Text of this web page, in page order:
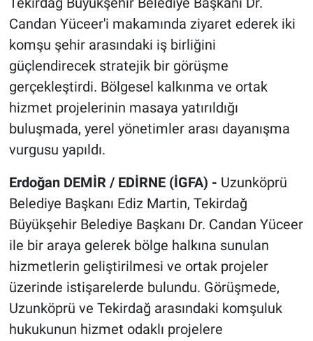
Candan Yüceer'i makamında ziyaret ederek iki
komşu şehir arasındaki iş birliğini
güçlendirecek stratejik bir görüşme
gerçekleştirdi. Bölgesel kalkınma ve ortak
hizmet projelerinin masaya yatırıldığı
buluşmada, yerel yönetimler arası dayanışma
vurgusu yapıldı.
Erdoğan DEMİR / EDİRNE (İGFA) - Uzunköprü
Belediye Başkanı Ediz Martin, Tekirdağ
Büyükşehir Belediye Başkanı Dr. Candan Yüceer
ile bir araya gelerek bölge halkına sunulan
hizmetlerin geliştirilmesi ve ortak projeler
üzerinde istişarelerde bulundu. Görüşmede,
Uzunköprü ve Tekirdağ arasındaki komşuluk
hukukunun hizmet odaklı projelere